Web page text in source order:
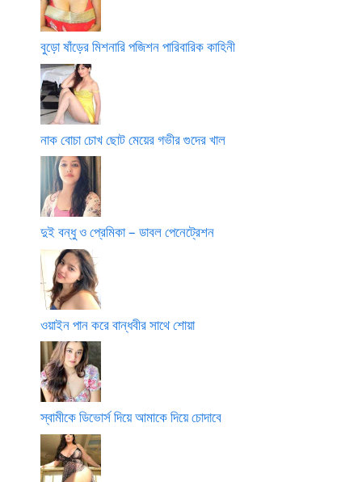
বুড়ো ষাঁড়ের মিশনারি পজিশন পারিবারিক কাহিনী
নাক বোচা চোখ ছোট মেয়ের গভীর গুদের খাল
দুই বন্ধু ও প্রেমিকা – ডাবল পেনেট্রেশন
ওয়াইন পান করে বান্ধবীর সাথে শোয়া
স্বামীকে ডিভোর্স দিয়ে আমাকে দিয়ে চোদাবে